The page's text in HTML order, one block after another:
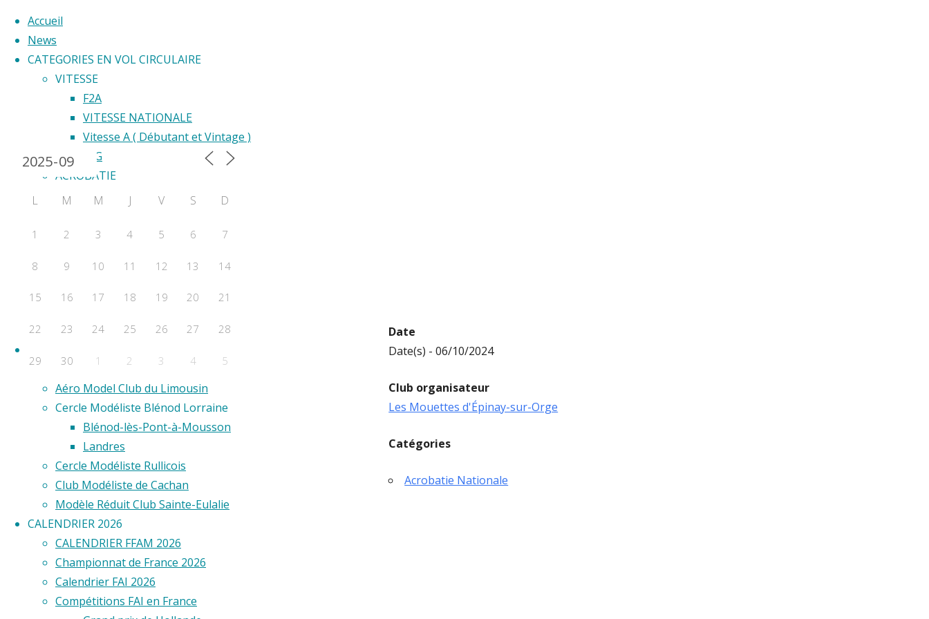
Accueil
News
CATEGORIES EN VOL CIRCULAIRE
VITESSE
F2A
VITESSE NATIONALE
Vitesse A ( Débutant et Vintage )
F2G
ACROBATIE
F2B
COURSE
F2F – Good Year
COMBAT
F2E
Aero Club de Saint-Étienne
Aéro Model Club du Limousin
Cercle Modéliste Blénod Lorraine
Blénod-lès-Pont-à-Mousson
Landres
Cercle Modéliste Rullicois
Club Modéliste de Cachan
Modèle Réduit Club Sainte-Eulalie
CALENDRIER 2026
CALENDRIER FFAM 2026
Championnat de France 2026
Calendrier FAI 2026
Compétitions FAI en France
Date
Date(s) - 06/10/2024
Club organisateur
Les Mouettes d'Épinay-sur-Orge
Catégories
Acrobatie Nationale
Calendrier 2024
L M M J V S D
1 2 3 4 5 6 7
8 9 10 11 12 13 14
15 16 17 18 19 20 21
22 23 24 25 26 27 28
29 30 1 2 3 4 5
Évènements a venir
Aucun évènement
©2020 Vol circulaire commandé